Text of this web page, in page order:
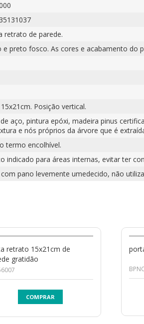
retrato de parede.
e preto fosco. As cores e acabamento do
Posição vertical.
aço, pintura epóxi, madeira pinus
e nós próprios da árvore que é
termo encolhível.
indicado para áreas internas, evitar ter
pano levemente umedecido, não
retrato 15x21cm de
gratidão
COMPRAR